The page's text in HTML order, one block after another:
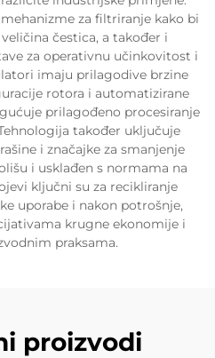
za filtriranje kako bi
čestica, a također i
za operativnu učinkovitost i
imaju prilagodive brzine
rotora i automatizirane
prilagođeno procesiranje
također uključuje
i značajke za smanjenje
i usklađen s normama na
ključni su za recikliranje
uporabe i nakon potrošnje,
krugne ekonomije i
praksama.
proizvodi